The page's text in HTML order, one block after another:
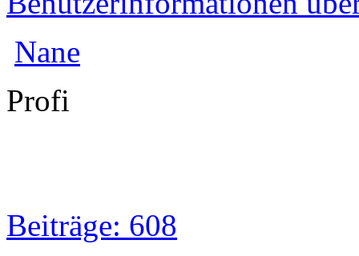
Nane
Profi
Beiträge: 608